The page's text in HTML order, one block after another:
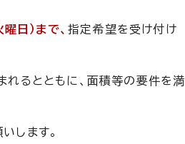
日）まで、指定希望を受け付け
るとともに、面積等の要件を満
します。